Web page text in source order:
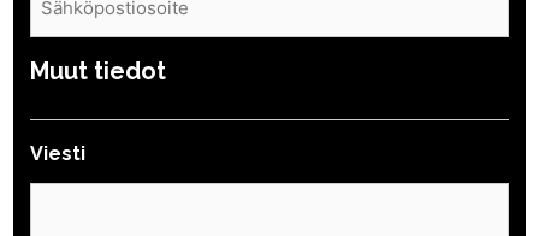
(Pakollinen)
Muut tiedot
Viesti